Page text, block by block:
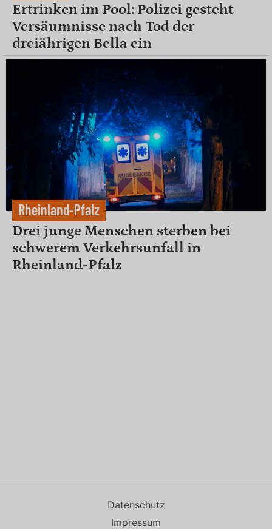
Ertrinken im Pool: Polizei gesteht
Versäumnisse nach Tod der
dreiährigen Bella ein
Rheinland-Pfalz
Drei junge Menschen sterben bei
schwerem Verkehrsunfall in
Rheinland-Pfalz
Datenschutz
Impressum